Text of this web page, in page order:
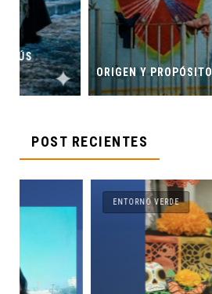
ORIGEN Y PROPÓSITO DE CASA INDI
POST RECIENTES